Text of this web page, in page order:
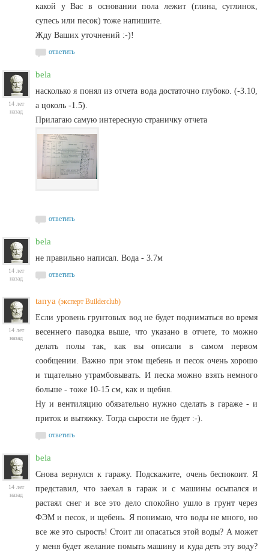
какой у Вас в основании пола лежит (глина, суглинок,
супесь или песок) тоже напишите.
Жду Ваших уточнений :-)!
ответить
14 лет
назад
bela
насколько я понял из отчета вода достаточно глубоко. (-3.10,
а цоколь -1.5).
Прилагаю самую интересную страничку отчета
ответить
14 лет
назад
bela
не правильно написал. Вода - 3.7м
ответить
14 лет
назад
tanya (эксперт Builderclub)
Если уровень грунтовых вод не будет подниматься во время
весеннего паводка выше, что указано в отчете, то можно
делать полы так, как вы описали в самом первом
сообщении. Важно при этом щебень и песок очень хорошо
и тщательно утрамбовывать. И песка можно взять немного
больше - тоже 10-15 см, как и щебня.
Ну и вентиляцию обязательно нужно сделать в гараже - и
приток и вытяжку. Тогда сырости не будет :-).
ответить
14 лет
назад
bela
Снова вернулся к гаражу. Подскажите, очень беспокоит. Я
представил, что заехал в гараж и с машины осыпался и
растаял снег и все это дело спокойно ушло в грунт через
ФЭМ и песок, и щебень. Я понимаю, что воды не много, но
все же это сырость! Стоит ли опасаться этой воды? А может
у меня будет желание помыть машину и куда деть эту воду?